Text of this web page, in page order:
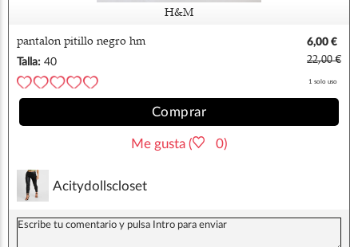
H&M
pantalon pitillo negro hm
6,00 €
Talla: 40 22,00 €
1 solo uso
Comprar
Me gusta ( 0)
Acitydollscloset